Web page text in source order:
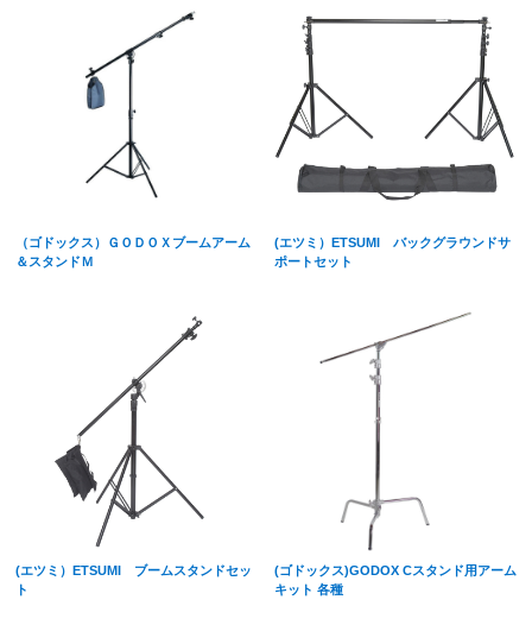
（ゴドックス）ＧＯＤＯＸブームアーム
＆スタンドＭ
(エツミ）ETSUMI バックグラウンドサ
ポートセット
(エツミ）ETSUMI ブームスタンドセッ
ト
(ゴドックス)GODOX Cスタンド用アーム
キット 各種